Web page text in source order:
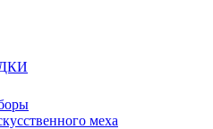
меха